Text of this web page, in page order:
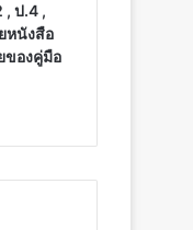
, ป.4 ,
หนังสือ
ของคู่มือ